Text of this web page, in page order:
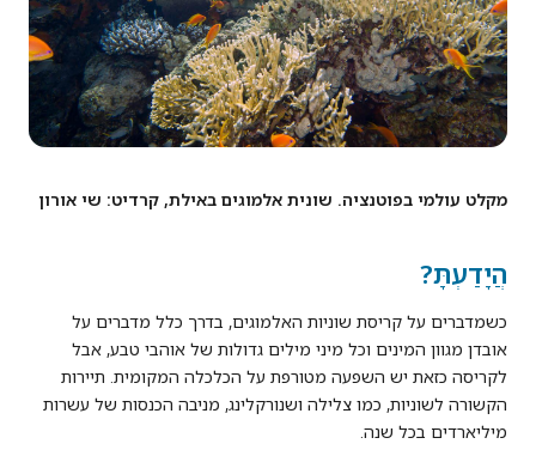
מקלט עולמי בפוטנציה. שונית אלמוגים באילת, קרדיט: שי אורון
הֲיָדַעְתָּ?
כשמדברים על קריסת שוניות האלמוגים, בדרך כלל מדברים על
אובדן מגוון המינים וכל מיני מילים גדולות של אוהבי טבע, אבל
לקריסה כזאת יש השפעה מטורפת על הכלכלה המקומית. תיירות
הקשורה לשוניות, כמו צלילה ושנורקלינג, מניבה הכנסות של עשרות
מיליארדים בכל שנה.